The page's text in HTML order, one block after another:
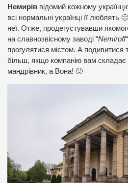
Немирів відомий кожному
всі нормальні українці її люблять
неї. Отже, продегустувавши
на славнозвісному заводі “Nemiroff
прогулятися містом. А подивитися
більш, якщо компанію вам складає
мандрівник, а Вона! 🙂